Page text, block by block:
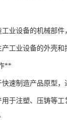
业设备的机械部件
工业设备的外壳和
**
速制造产品原型，
于注塑、压铸等工